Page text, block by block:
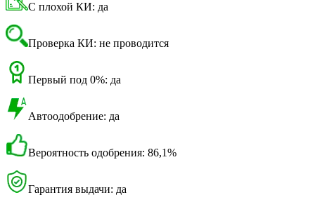
С плохой КИ: да
Проверка КИ: не проводится
Первый под 0%: да
Автоодобрение: да
Вероятность одобрения: 86,1%
Гарантия выдачи: да